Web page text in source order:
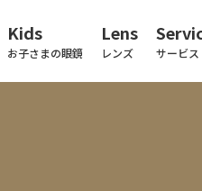
Kids
お子さまの眼鏡
Lens
レンズ サービス